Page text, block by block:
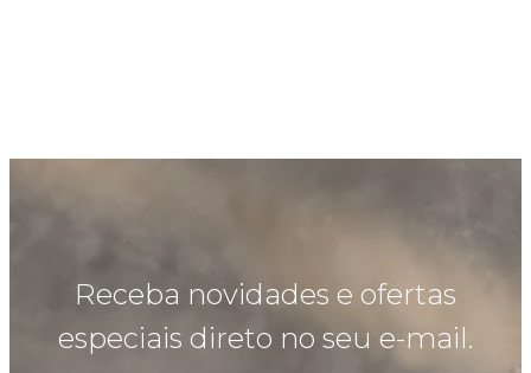
Receba novidades e ofertas
especiais direto no seu e-mail.